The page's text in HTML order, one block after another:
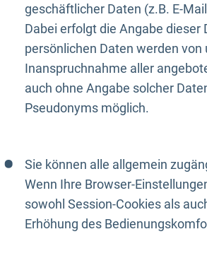
geschäftlicher Daten (z.B. E-
Dabei erfolgt die Angabe
persönlichen Daten werden
Inanspruchnahme aller
auch ohne Angabe solcher
Pseudonyms möglich.
Sie können alle allgemein
Wenn Ihre Browser-
sowohl Session-Cookies als
Erhöhung des